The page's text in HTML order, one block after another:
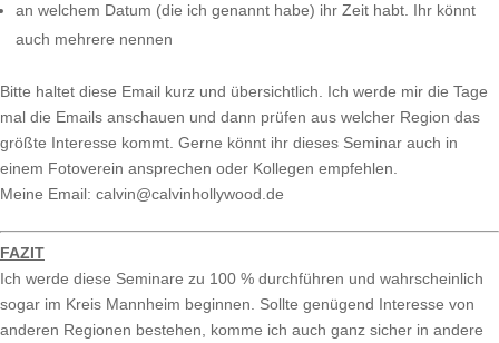
an welchem Datum (die ich genannt habe) ihr Zeit habt. Ihr könnt
auch mehrere nennen
Bitte haltet diese Email kurz und übersichtlich. Ich werde mir die Tage
mal die Emails anschauen und dann prüfen aus welcher Region das
größte Interesse kommt. Gerne könnt ihr dieses Seminar auch in
einem Fotoverein ansprechen oder Kollegen empfehlen.
Meine Email: calvin@calvinhollywood.de
FAZIT
Ich werde diese Seminare zu 100 % durchführen und wahrscheinlich
sogar im Kreis Mannheim beginnen. Sollte genügend Interesse von
anderen Regionen bestehen, komme ich auch ganz sicher in andere